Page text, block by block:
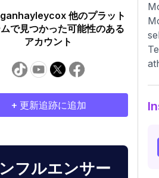
他のプラット
で見つかった可能性のある
アカウント
+ 更新追跡に追加
フルエンサー